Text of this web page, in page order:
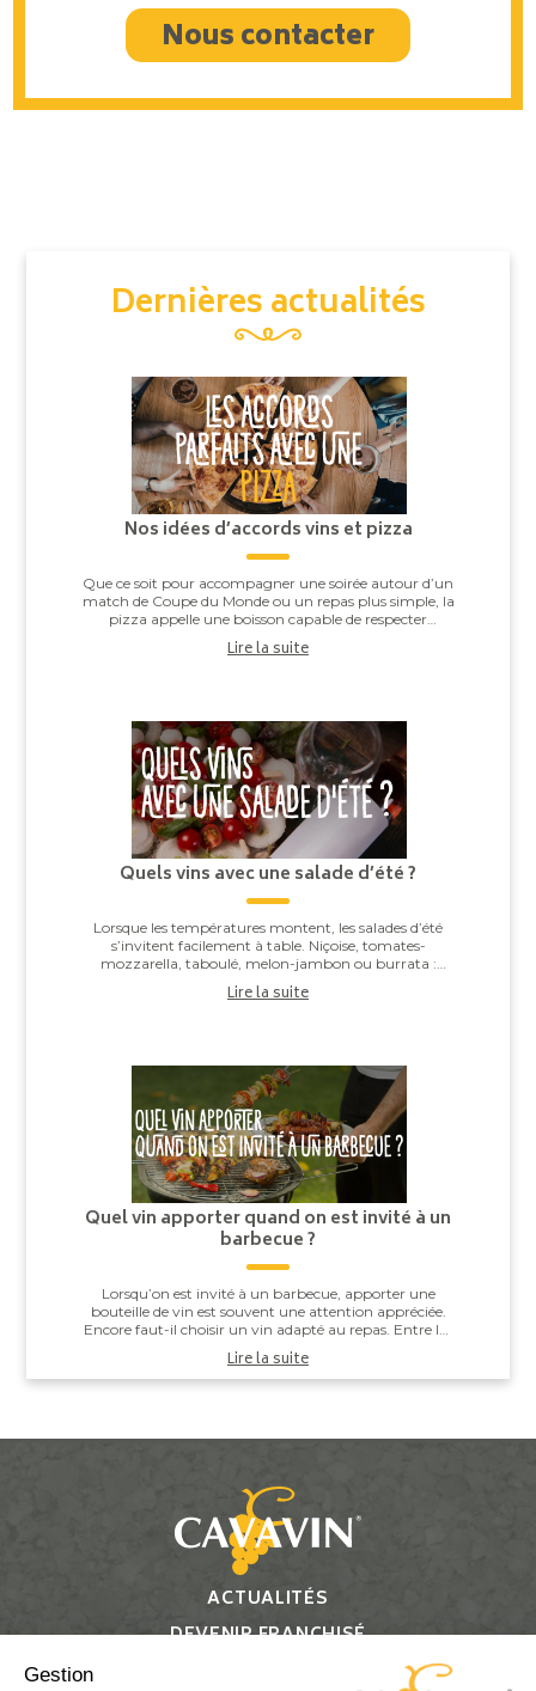
Nous contacter
Dernières actualités
Nos idées d’accords vins et pizza
Que ce soit pour accompagner une soirée autour d’un
match de Coupe du Monde ou un repas plus simple, la
pizza appelle une boisson capable de respecter
Lire la suite
Quels vins avec une salade d’été ?
Lorsque les températures montent, les salades d’été
s’invitent facilement à table. Niçoise, tomates-
mozzarella, taboulé, melon-jambon ou burrata :
Lire la suite
Quel vin apporter quand on est invité à un
barbecue ?
Lorsqu’on est invité à un barbecue, apporter une
bouteille de vin est souvent une attention appréciée.
Encore faut-il choisir un vin adapté au repas. Entre les
Lire la suite
ACTUALITÉS
DEVENIR FRANCHISÉ
Gestion